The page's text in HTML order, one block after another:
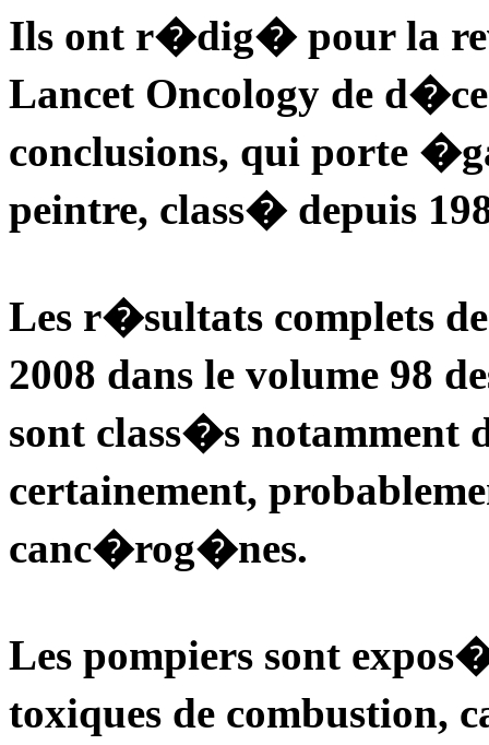
Ils ont r�dig� pour la
Lancet Oncology de
conclusions, qui porte
peintre, class� depuis
Les r�sultats complets
2008 dans le volume 98
sont class�s notamment
certainement,
canc�rog�nes.
Les pompiers sont
toxiques de